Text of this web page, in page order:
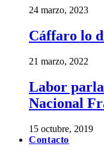
24 marzo, 2023
Cáffaro lo
21 marzo, 2022
Labor
Nacional
15 octubre, 2019
Contacto